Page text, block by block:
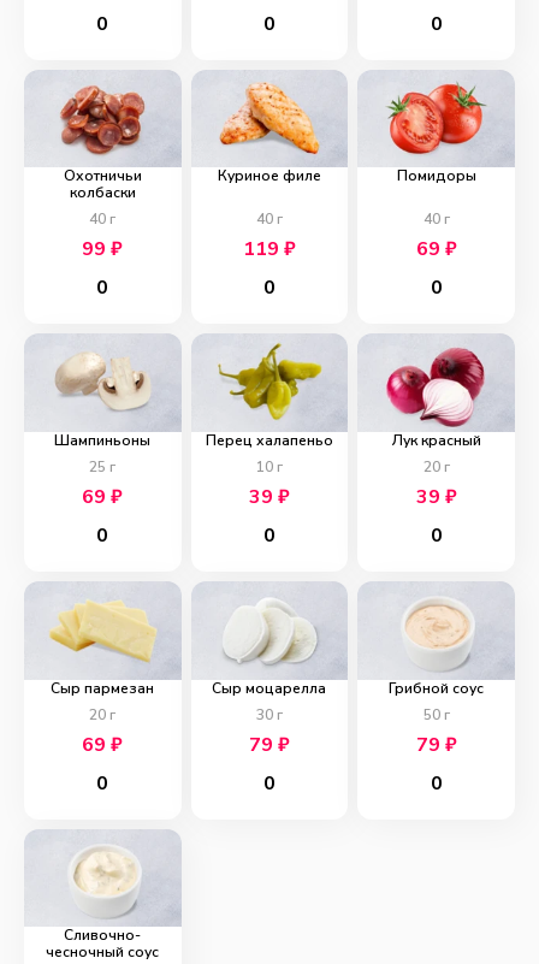
0
0
0
Охотничьи
колбаски
40 г
99₽
0
Куриное филе
40г
119 ₽
0
Помидоры
40г
69 ₽
0
Шампиньоны
25 г
69₽
0
Перец халапеньо
10г
39 ₽
0
Лук красный
20г
39 ₽
0
Сыр пармезан
20 г
69₽
0
Сыр моцарелла
30г
79 ₽
0
Грибной соус
50г
79 ₽
0
Сливочно-
чесночный соус